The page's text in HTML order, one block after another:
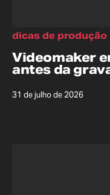
Videomaker
antes da
31 de julho de 2026
dicas de produção